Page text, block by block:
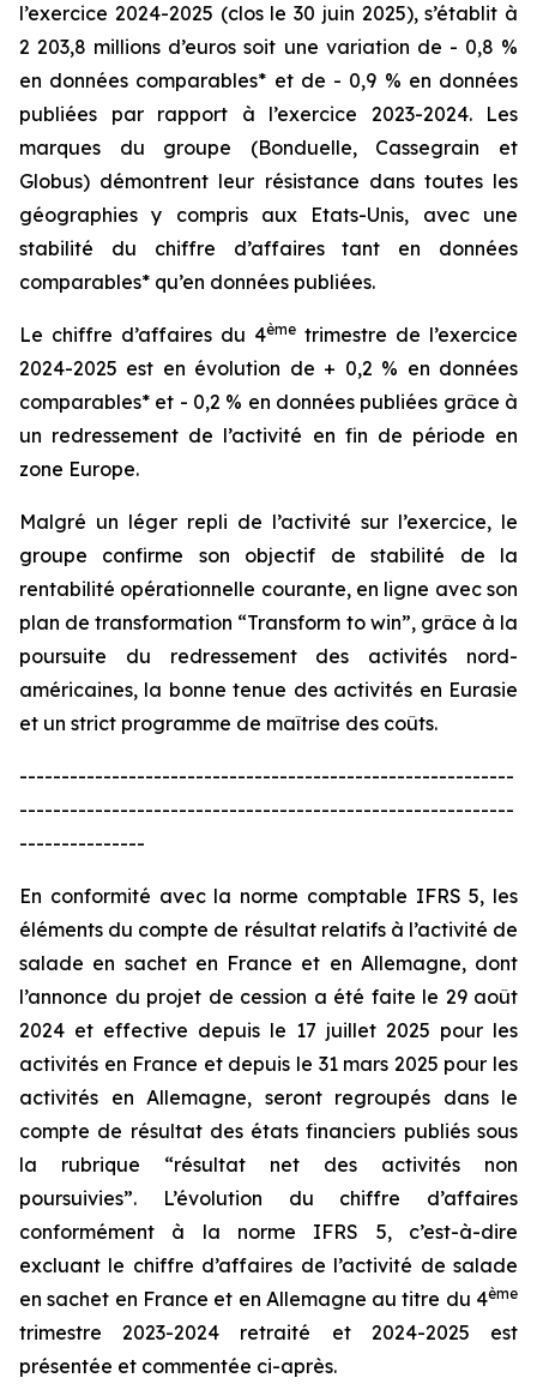
l’exercice 2024-2025 (clos le 30 juin 2025), s’établit à
2 203,8 millions d’euros soit une variation de - 0,8 %
en données comparables* et de - 0,9 % en données
publiées par rapport à l’exercice 2023-2024. Les
marques du groupe (Bonduelle, Cassegrain et
Globus) démontrent leur résistance dans toutes les
géographies y compris aux Etats-Unis, avec une
stabilité du chiffre d’affaires tant en données
comparables* qu’en données publiées.
Le chiffre d’affaires du 4ème trimestre de l’exercice
2024-2025 est en évolution de + 0,2 % en données
comparables* et - 0,2 % en données publiées grâce à
un redressement de l’activité en fin de période en
zone Europe.
Malgré un léger repli de l’activité sur l’exercice, le
groupe confirme son objectif de stabilité de la
rentabilité opérationnelle courante, en ligne avec son
plan de transformation “Transform to win”, grâce à la
poursuite du redressement des activités nord-
américaines, la bonne tenue des activités en Eurasie
et un strict programme de maîtrise des coûts.
-----------------------------------------------------------
-----------------------------------------------------------
---------------
En conformité avec la norme comptable IFRS 5, les
éléments du compte de résultat relatifs à l’activité de
salade en sachet en France et en Allemagne, dont
l’annonce du projet de cession a été faite le 29 août
2024 et effective depuis le 17 juillet 2025 pour les
activités en France et depuis le 31 mars 2025 pour les
activités en Allemagne, seront regroupés dans le
compte de résultat des états financiers publiés sous
la rubrique “résultat net des activités non
poursuivies”. L’évolution du chiffre d’affaires
conformément à la norme IFRS 5, c’est-à-dire
excluant le chiffre d’affaires de l’activité de salade
en sachet en France et en Allemagne au titre du 4ème
trimestre 2023-2024 retraité et 2024-2025 est
présentée et commentée ci-après.